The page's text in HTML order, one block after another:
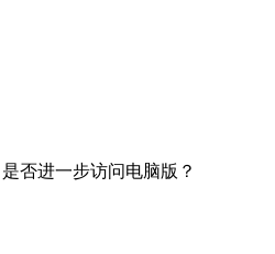
否进一步访问电脑版？